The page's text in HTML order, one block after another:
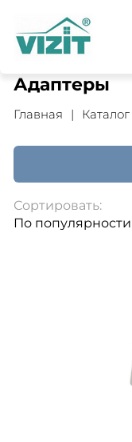
Адаптеры
Главная Каталог
Сортировать: